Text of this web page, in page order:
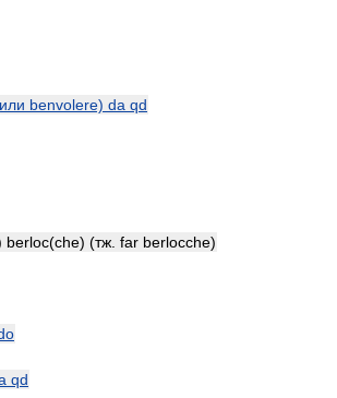
benvolere) da qd
berloc(che) (тж. far berlocche)
qd